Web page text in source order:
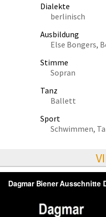
Dialekte
berlinisch
Ausbildung
Else Bongers,
Stimme
Sopran
Tanz
Ballett
Sport
Schwimmen,